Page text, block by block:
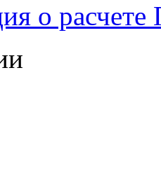
о